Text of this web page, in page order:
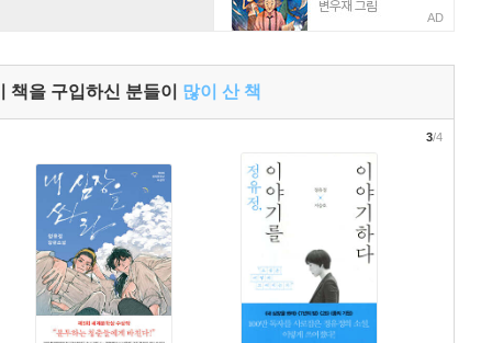
AD
책을 구입하신 분들이 많이 산 책
3/4